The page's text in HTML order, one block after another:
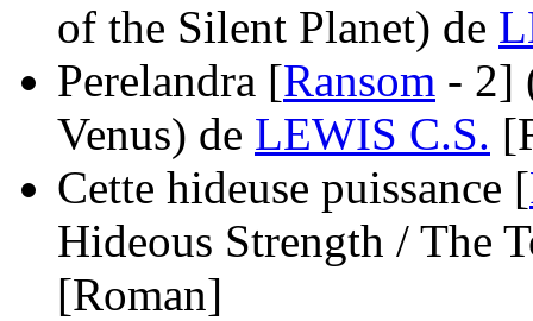
of the Silent Planet) de
Perelandra [Ransom - 2]
Venus) de LEWIS C.S.
Cette hideuse puissance [
Hideous Strength / The
[Roman]